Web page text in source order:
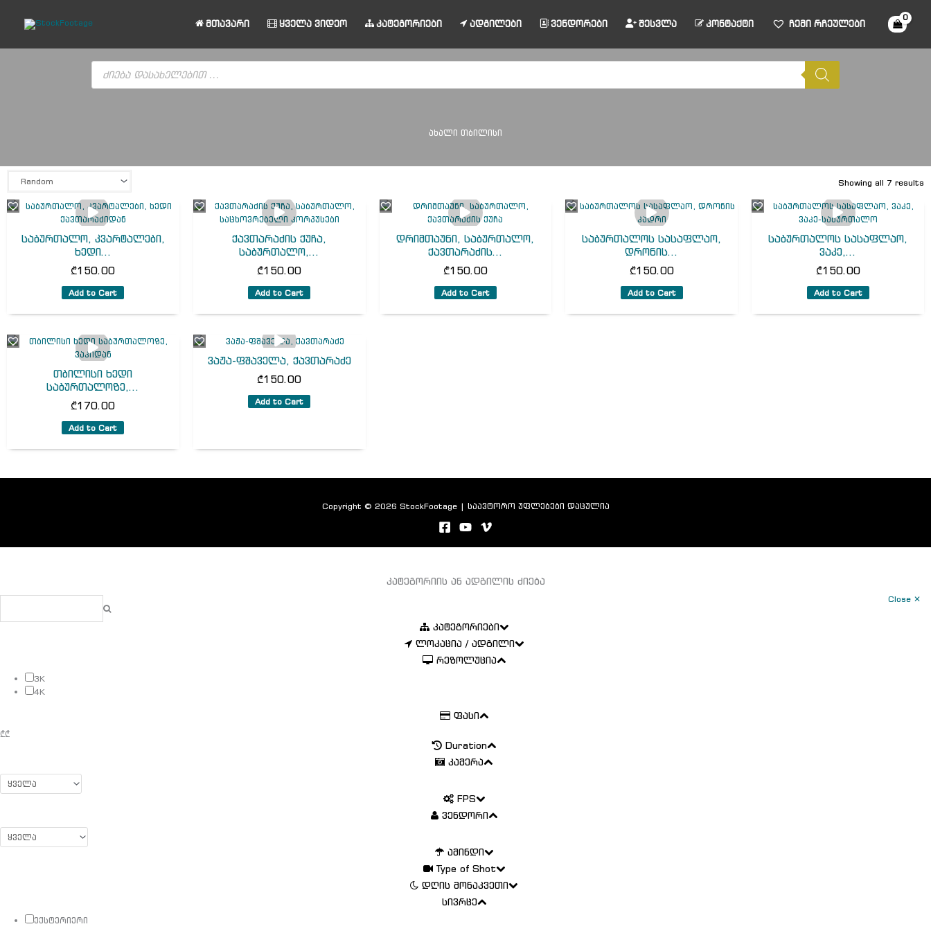
content
მთავარი ყველა ვიდეო კატეგორიები ადგილები ვენდორები შესვლა კონტაქტი ჩემი რჩეულები
Products
search
ახალი თბილისი
Showing all 7 results
საბურთალო, კვარტალები,
ხედი...
₾150.00
Add to Cart
ქავთარაძის ქუჩა,
საბურთალო,...
₾150.00
Add to Cart
დრიმთაუნი, საბურთალო,
ქავთარაძის...
₾150.00
Add to Cart
საბურთალოს სასაფლაო,
დრონის...
₾150.00
Add to Cart
საბურთალოს სასაფლაო,
ვაკე,...
₾150.00
Add to Cart
თბილისი ხედი
საბურთალოზე,...
₾170.00
Add to Cart
ვაჟა-ფშაველა, ქავთარაძე
₾150.00
Add to Cart
Copyright © 2026 StockFootage | საავტორო უფლებები დაცულია
Close ✕
კატეგორიის ან ადგილის ძიება
კატეგორიები
ლოკაცია / ადგილი
რეზოლუცია
3K
4K
ფასი
₾₾
Duration
კამერა
FPS
ვენდორი
ამინდი
Type of Shot
დღის მონაკვეთი
სივრცე
ექსტერიერი